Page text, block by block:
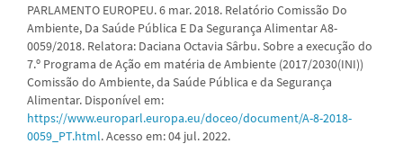
PARLAMENTO EUROPEU. 6 mar. 2018. Relatório Comissão Do
Ambiente, Da Saúde Pública E Da Segurança Alimentar A8-
0059/2018. Relatora: Daciana Octavia Sârbu. Sobre a execução do
7.º Programa de Ação em matéria de Ambiente (2017/2030(INI))
Comissão do Ambiente, da Saúde Pública e da Segurança
Alimentar. Disponível em:
https://www.europarl.europa.eu/doceo/document/A-8-2018-
0059_PT.html. Acesso em: 04 jul. 2022.